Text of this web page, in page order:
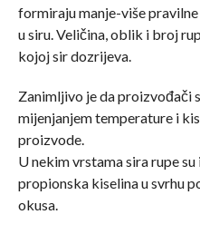
formiraju manje-više
u siru. Veličina, oblik i broj
kojoj sir dozrijeva.
Zanimljivo je da proizvođači
mijenjanjem temperature i
proizvode.
U nekim vrstama sira rupe
propionska kiselina u svrhu
okusa.